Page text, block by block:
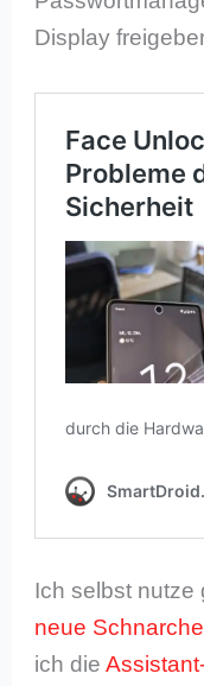
Display
Ich selbst
neue
ich die